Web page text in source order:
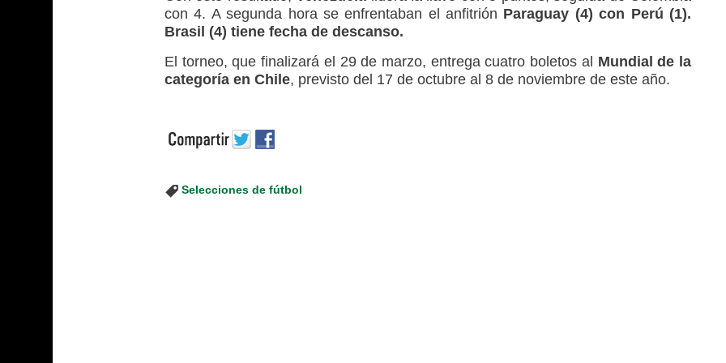
con 4. A segunda hora se enfrentaban el anfitrión Paraguay (4) con Perú (1).
Brasil (4) tiene fecha de descanso.
El torneo, que finalizará el 29 de marzo, entrega cuatro boletos al Mundial de la
categoría en Chile, previsto del 17 de octubre al 8 de noviembre de este año.
Selecciones de fútbol